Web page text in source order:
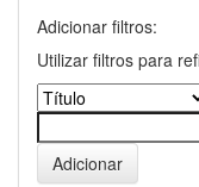
Adicionar filtros:
Utilizar filtros para